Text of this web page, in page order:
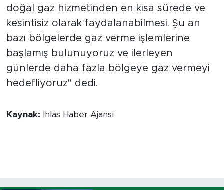
doğal gaz hizmetinden en kısa sürede ve
kesintisiz olarak faydalanabilmesi. Şu an
bazı bölgelerde gaz verme işlemlerine
başlamış bulunuyoruz ve ilerleyen
günlerde daha fazla bölgeye gaz vermeyi
hedefliyoruz" dedi.
Kaynak: İhlas Haber Ajansı